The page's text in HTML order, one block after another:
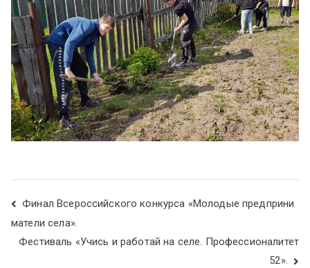
Финал Всероссийского конкурса «Молодые предприни
матели села».
Фестиваль «Учись и работай на селе. Профессионалитет
52».